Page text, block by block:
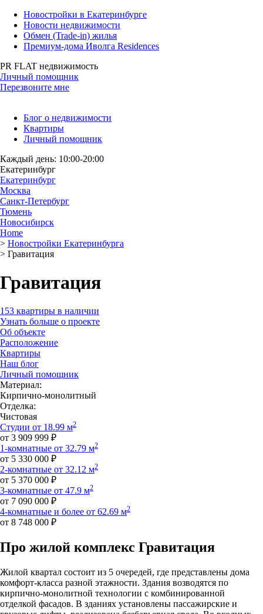
Новостройки в Екатеринбурге
Новости недвижимости
Обмен (Trade-in) жилья
Премиум-дома Иволга Residences
PR FLAT недвижимость
Личный помощник
Перезвоните мне
Блог о недвижимости
Квартиры
Личный помощник
Каждый день: 10:00-20:00
Екатеринбург
Екатеринбург
Москва
Санкт-Петербург
Тюмень
Новосибирск
Home
> Новостройки Екатеринбурга
> Гравитация
Гравитация
153 квартиры в наличии
Узнать больше о проекте
Об объекте
Расположение
Квартиры
Наш блог
Личный помощник
Материал:
Кирпично-монолитный
Отделка:
Чистовая
Студии от 18.99 м2
от 3 909 999 ₽
1-комнатные от 32.79 м2
от 5 330 000 ₽
2-комнатные от 32.12 м2
от 5 370 000 ₽
3-комнатные от 47.9 м2
от 7 090 000 ₽
4-комнатные и более от 62.69 м2
от 8 748 000 ₽
Про жилой комплекс Гравитация
Жилой квартал состоит из 5 очередей, где представлены дома
комфорт-класса разной этажности. Здания возводятся по
кирпично-монолитной технологии с комбинированной
отделкой фасадов. В зданиях установлены пассажирские и